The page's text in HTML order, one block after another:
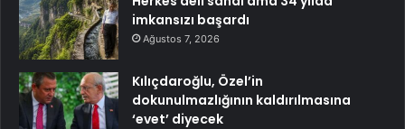
imkansızı başardı
Ağustos 7, 2026
Kılıçdaroğlu, Özel’in
dokunulmazlığının kaldırılmasına
‘evet’ diyecek